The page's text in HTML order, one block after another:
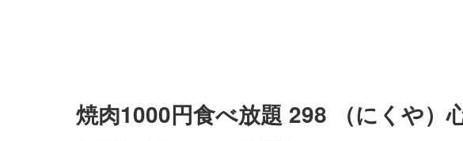
焼肉1000円食べ放題 298 （にくや）